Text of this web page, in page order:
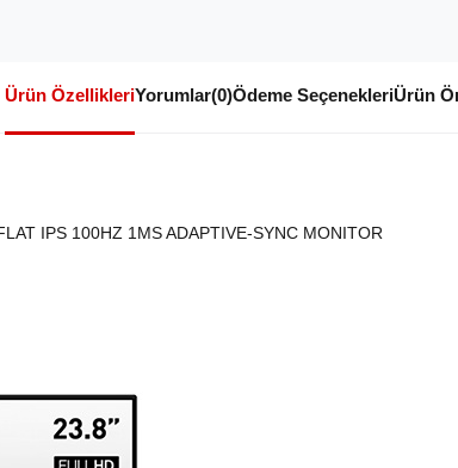
Ürün ÖzellikleriYorumlar(0)Ödeme SeçenekleriÜrün
IPS 100HZ 1MS ADAPTIVE-SYNC MONITOR